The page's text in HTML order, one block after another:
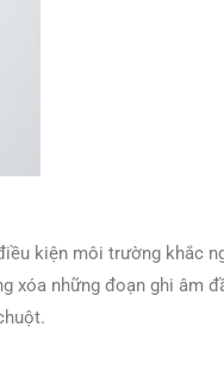
kiện môi trường khắc
xóa những đoạn ghi âm